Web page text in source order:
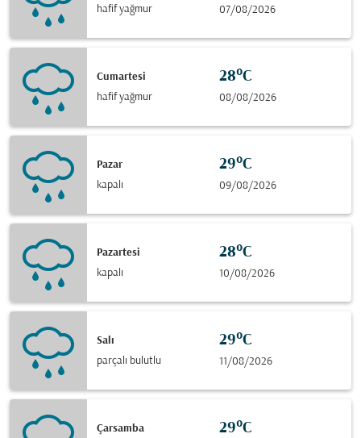
hafif yağmur
07/08/2026
Cumartesi
hafif yağmur
28°C
08/08/2026
Pazar
kapalı
29°C
09/08/2026
Pazartesi
kapalı
28°C
10/08/2026
Salı
parçalı bulutlu
29°C
11/08/2026
Çarsamba
29°C